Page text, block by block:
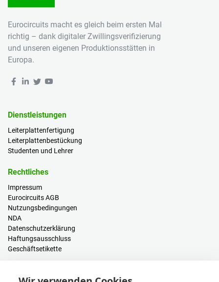
Eurocircuits macht es gleich beim ersten Mal
richtig – dank digitaler Zwillingsverifizierung
und unseren eigenen Produktionsstätten in
Europa.
Dienstleistungen
Leiterplattenfertigung
Leiterplattenbestückung
Studenten und Lehrer
Rechtliches
Impressum
Eurocircuits AGB
Nutzungsbedingungen
NDA
Datenschutzerklärung
Haftungsausschluss
Geschäftsetikette